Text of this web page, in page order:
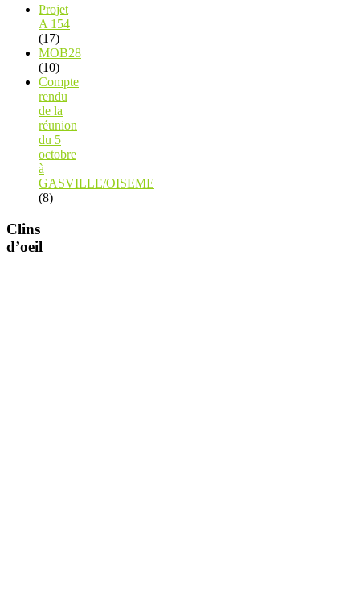
Projet
A 154
(17)
MOB28
(10)
Compte
rendu
de la
réunion
du 5
octobre
à
GASVILLE/OISEME
(8)
Clins
d’oeil